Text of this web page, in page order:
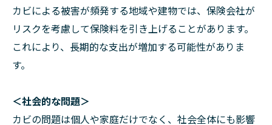
カビによる被害が頻発する地域や建物では、保険会社が
リスクを考慮して保険料を引き上げることがあります。
これにより、長期的な支出が増加する可能性がありま
す。
＜社会的な問題＞
カビの問題は個人や家庭だけでなく、社会全体にも影響